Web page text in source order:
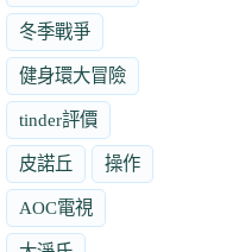
冬季戰爭
健身環大冒險
tinder評價
皮諾丘 操作
AOC電視